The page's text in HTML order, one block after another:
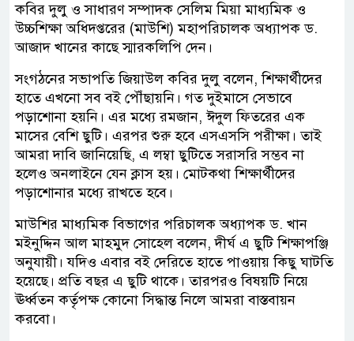
কবির দুলু ও সাধারণ সম্পাদক সেলিম মিয়া মাধ্যমিক ও
উচ্চশিক্ষা অধিদপ্তরের (মাউশি) মহাপরিচালক অধ্যাপক ড.
আজাদ খানের কাছে স্মারকলিপি দেন।
সংগঠনের সভাপতি জিয়াউল কবির দুলু বলেন, শিক্ষার্থীদের
হাতে এখনো সব বই পৌঁছায়নি। গত দুইমাসে সেভাবে
পড়াশোনা হয়নি। এর মধ্যে রমজান, ঈদুল ফিতরের এক
মাসের বেশি ছুটি। এরপর শুরু হবে এসএসসি পরীক্ষা। তাই
আমরা দাবি জানিয়েছি, এ লম্বা ছুটিতে সরাসরি সম্ভব না
হলেও অনলাইনে যেন ক্লাস হয়। মোটকথা শিক্ষার্থীদের
পড়াশোনার মধ্যে রাখতে হবে।
মাউশির মাধ্যমিক বিভাগের পরিচালক অধ্যাপক ড. খান
মইনুদ্দিন আল মাহমুদ সোহেল বলেন, দীর্ঘ এ ছুটি শিক্ষাপঞ্জি
অনুযায়ী। যদিও এবার বই দেরিতে হাতে পাওয়ায় কিছু ঘাটতি
হয়েছে। প্রতি বছর এ ছুটি থাকে। তারপরও বিষয়টি নিয়ে
ঊর্ধ্বতন কর্তৃপক্ষ কোনো সিদ্ধান্ত নিলে আমরা বাস্তবায়ন
করবো।